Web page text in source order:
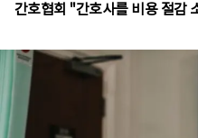
간호협회 "간호사를 비용 절감